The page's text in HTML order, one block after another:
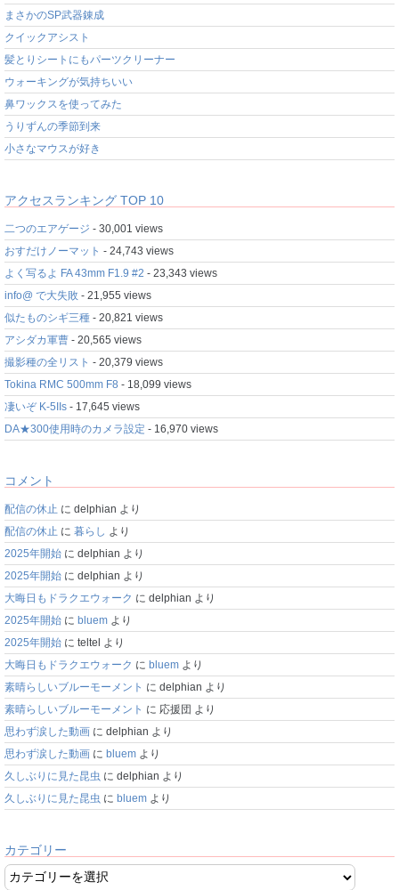
まさかのSP武器錬成
クイックアシスト
髪とりシートにもパーツクリーナー
ウォーキングが気持ちいい
鼻ワックスを使ってみた
うりずんの季節到来
小さなマウスが好き
アクセスランキング TOP 10
二つのエアゲージ - 30,001 views
おすだけノーマット - 24,743 views
よく写るよ FA 43mm F1.9 #2 - 23,343 views
info@ で大失敗 - 21,955 views
似たものシギ三種 - 20,821 views
アシダカ軍曹 - 20,565 views
撮影種の全リスト - 20,379 views
Tokina RMC 500mm F8 - 18,099 views
凄いぞ K-5IIs - 17,645 views
DA★300使用時のカメラ設定 - 16,970 views
コメント
配信の休止 に delphian より
配信の休止 に 暮らし より
2025年開始 に delphian より
2025年開始 に delphian より
大晦日もドラクエウォーク に delphian より
2025年開始 に bluem より
2025年開始 に teltel より
大晦日もドラクエウォーク に bluem より
素晴らしいブルーモーメント に delphian より
素晴らしいブルーモーメント に 応援団 より
思わず涙した動画 に delphian より
思わず涙した動画 に bluem より
久しぶりに見た昆虫 に delphian より
久しぶりに見た昆虫 に bluem より
カテゴリー